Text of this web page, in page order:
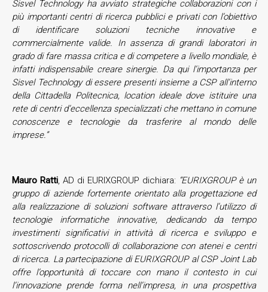
Sisvel Technology ha avviato strategiche collaborazioni con i
più importanti centri di ricerca pubblici e privati con l’obiettivo
di identificare soluzioni tecniche innovative e
commercialmente valide. In assenza di grandi laboratori in
grado di fare massa critica e di competere a livello mondiale, è
infatti indispensabile creare sinergie. Da qui l’importanza per
Sisvel Technology di essere presenti insieme a CSP all’interno
della Cittadella Politecnica, location ideale dove istituire una
rete di centri d’eccellenza specializzati che mettano in comune
conoscenze e tecnologie da trasferire al mondo delle
imprese.”
Mauro Ratti, AD di EURIXGROUP dichiara: “EURIXGROUP è un
gruppo di aziende fortemente orientato alla progettazione ed
alla realizzazione di soluzioni software attraverso l’utilizzo di
tecnologie informatiche innovative, dedicando da tempo
investimenti significativi in attività di ricerca e sviluppo e
sottoscrivendo protocolli di collaborazione con atenei e centri
di ricerca. La partecipazione di EURIXGROUP al CSP Joint Lab
offre l’opportunità di toccare con mano il contesto in cui
l’innovazione prende forma nell’impresa, in una prospettiva